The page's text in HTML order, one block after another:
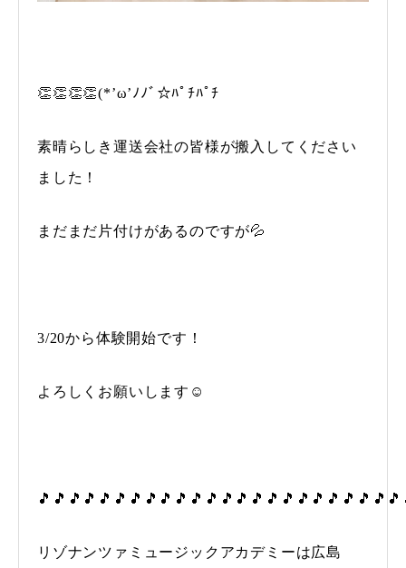
👏👏👏👏(*’ω’ﾉﾉﾞ☆ﾊﾟﾁﾊﾟﾁ
素晴らしき運送会社の皆様が搬入してください
ました！
まだまだ片付けがあるのですが💦
3/20から体験開始です！
よろしくお願いします☺️
リゾナンツァミュージックアカデミーは広島